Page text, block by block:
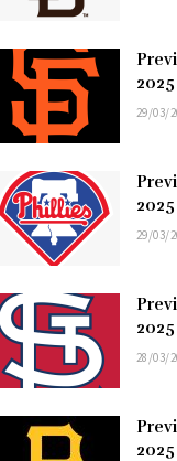
2025
29/03/
2025
29/03/
2025
28/03/
2025